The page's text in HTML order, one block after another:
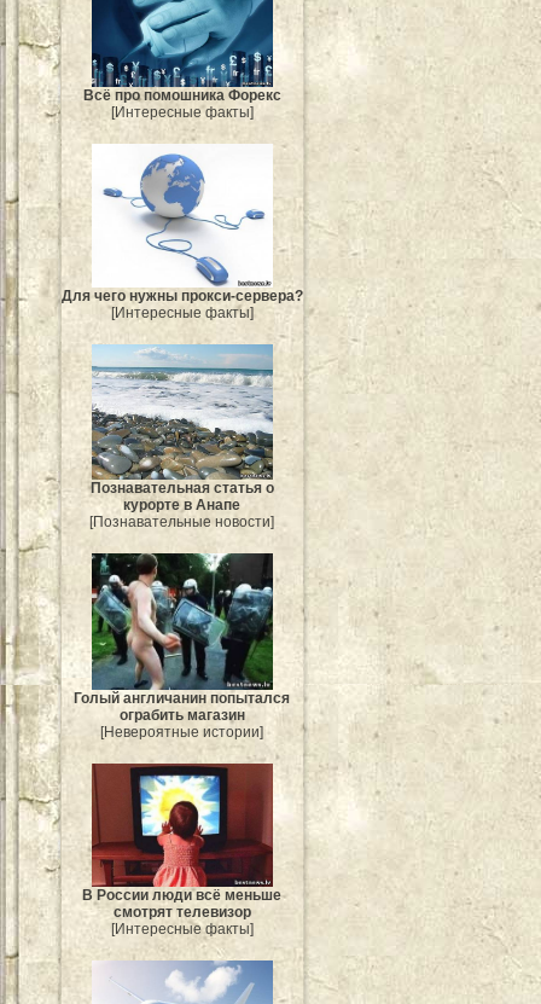
Всё про помошника Форекс
[Интересные факты]
Для чего нужны прокси-сервера?
[Интересные факты]
Познавательная статья о
курорте в Анапе
[Познавательные новости]
Голый англичанин попытался
ограбить магазин
[Невероятные истории]
В России люди всё меньше
смотрят телевизор
[Интересные факты]